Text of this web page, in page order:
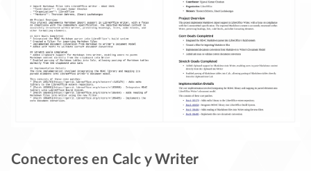
Conectores en Calc y Writer